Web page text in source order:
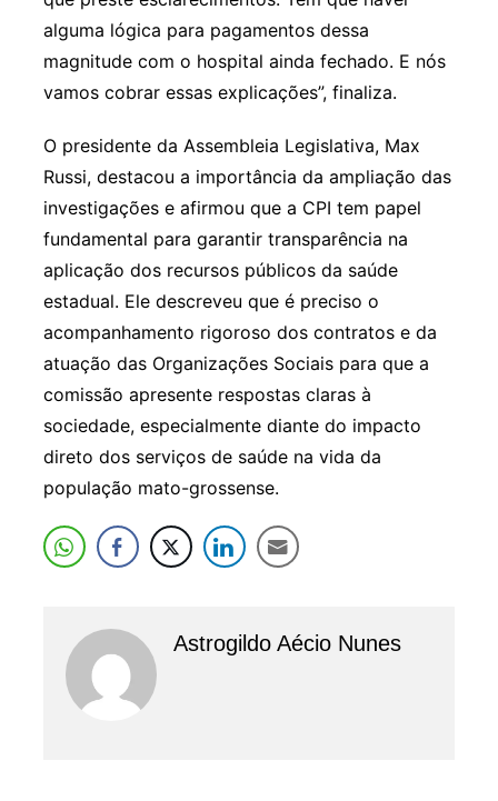
alguma lógica para pagamentos dessa
magnitude com o hospital ainda fechado. E nós
vamos cobrar essas explicações”, finaliza.
O presidente da Assembleia Legislativa, Max
Russi, destacou a importância da ampliação das
investigações e afirmou que a CPI tem papel
fundamental para garantir transparência na
aplicação dos recursos públicos da saúde
estadual. Ele descreveu que é preciso o
acompanhamento rigoroso dos contratos e da
atuação das Organizações Sociais para que a
comissão apresente respostas claras à
sociedade, especialmente diante do impacto
direto dos serviços de saúde na vida da
população mato-grossense.
Astrogildo Aécio Nunes